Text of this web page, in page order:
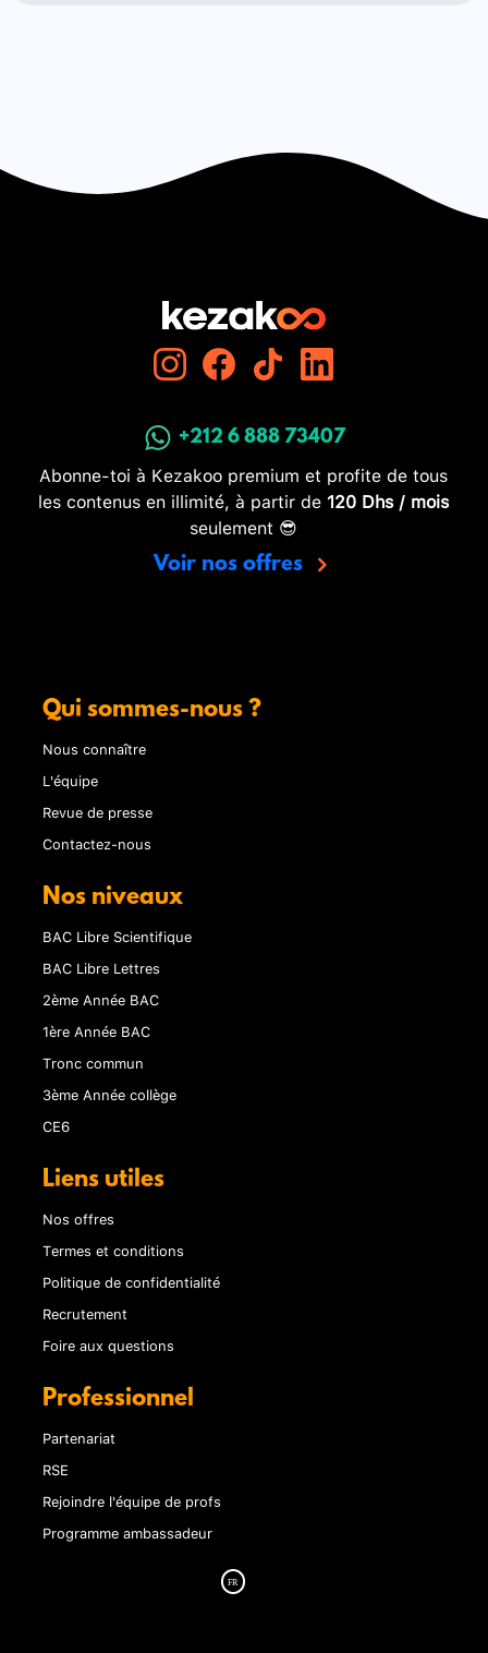
+212 6 888 73407
Abonne-toi à Kezakoo premium et profite de tous
les contenus en illimité, à partir de 120 Dhs / mois
seulement 😎
Voir nos offres
Qui sommes-nous ?
Nous connaître
L'équipe
Revue de presse
Contactez-nous
Nos niveaux
BAC Libre Scientifique
BAC Libre Lettres
2ème Année BAC
1ère Année BAC
Tronc commun
3ème Année collège
CE6
Liens utiles
Nos offres
Termes et conditions
Politique de confidentialité
Recrutement
Foire aux questions
Professionnel
Partenariat
RSE
Rejoindre l'équipe de profs
Programme ambassadeur